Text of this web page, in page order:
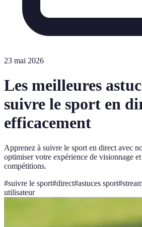
23 mai 2026
Les meilleures
suivre le sport en
efficacement
Apprenez à suivre le sport en direct avec
optimiser votre expérience de visionnage
compétitions.
#suivre le sport#direct#astuces sport#
utilisateur